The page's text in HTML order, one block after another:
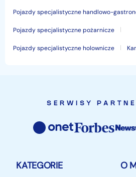
Pojazdy specjalistyczne handlowo-
Pojazdy specjalistyczne pożarnicze
Pojazdy specjalistyczne holownicze
SERWISY
KATEGORIE O